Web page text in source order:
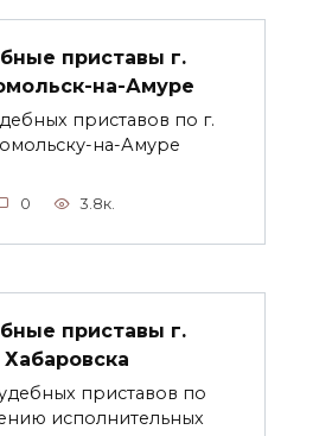
приставы г.
на-Амуре
приставов по г.
на-Амуре
0 3.8к.
приставы г.
Хабаровска
приставов по
исполнительных